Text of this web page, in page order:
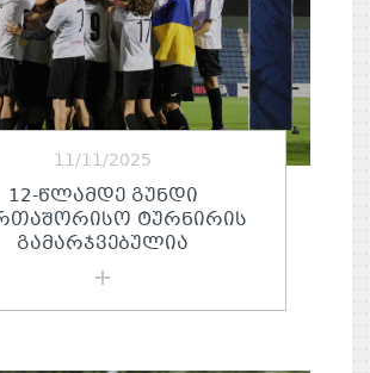
11/11/2025
12-ᲬᲚᲐᲛᲓᲔ ᲒᲣᲜᲓᲘ
ᲢᲣᲠᲜᲘᲠᲘᲡ
ᲒᲐᲛᲐᲠᲯᲕᲔᲑᲣᲚᲘᲐ